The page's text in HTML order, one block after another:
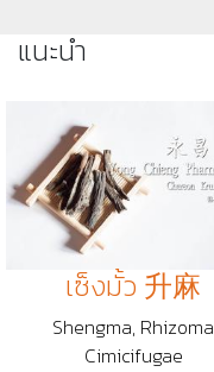
แนะนำ
เซ็งมั้ว 升麻
Shengma, Rhizoma
Cimicifugae